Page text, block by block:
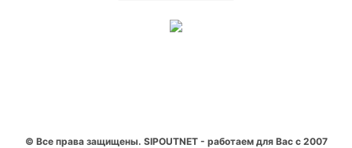
© Все права защищены. SIPOUTNET - работаем для Вас с 2007